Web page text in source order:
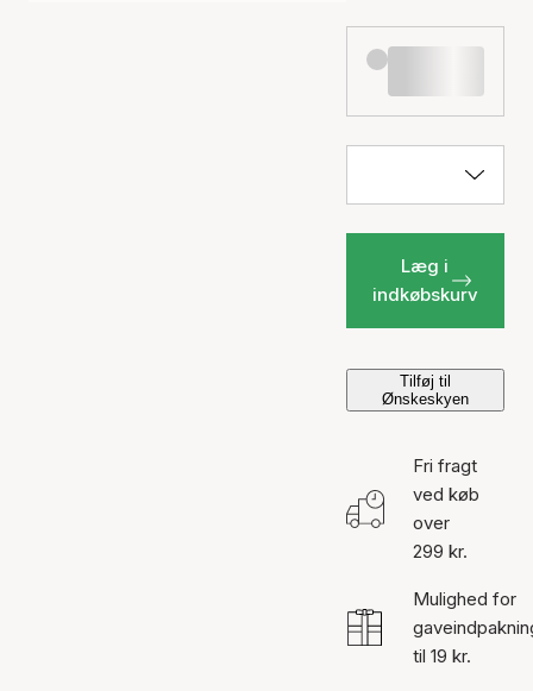
Læg i
indkøbskurv
Tilføj til
Ønskeskyen
Fri fragt
ved køb
over
299 kr.
Mulighed for
til 19 kr.